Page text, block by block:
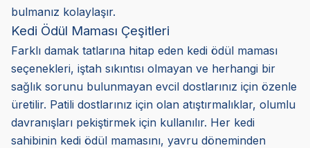
bulmanız kolaylaşır.
Kedi Ödül Maması Çeşitleri
Farklı damak tatlarına hitap eden kedi ödül maması
seçenekleri, iştah sıkıntısı olmayan ve herhangi bir
sağlık sorunu bulunmayan evcil dostlarınız için özenle
üretilir. Patili dostlarınız için olan atıştırmalıklar, olumlu
davranışları pekiştirmek için kullanılır. Her kedi
sahibinin kedi ödül mamasını, yavru döneminden